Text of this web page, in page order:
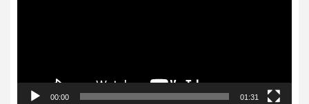
00:00 01:31